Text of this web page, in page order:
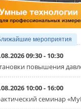
систему
Линейка
Суммарная
3 АВГУСТА
«СиСофт
итоги
Новый
стартует
3 АВГУСТА
мероприятия
09:30 - 10:30
повышения
10:00 - 16:00
семинар